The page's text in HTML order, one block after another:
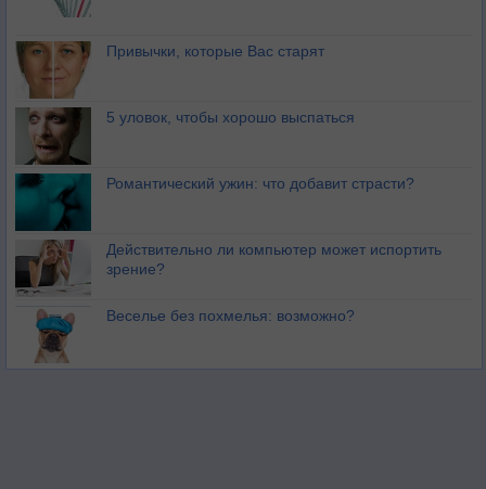
Привычки, которые Вас старят
5 уловок, чтобы хорошо выспаться
Романтический ужин: что добавит страсти?
Действительно ли компьютер может испортить
зрение?
Веселье без похмелья: возможно?